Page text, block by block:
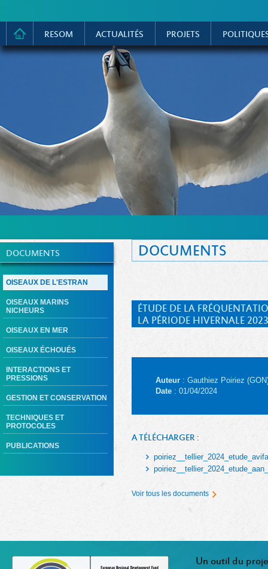
RESOM ACTUALITÉS PROJETS
DOCUMENTS
OISEAUX DE L'ESTRAN
OISEAUX MARINS
NICHEURS
OISEAUX EN MER
OISEAUX ÉCHOUÉS
INTERACTIONS ET
PRESSIONS
GESTION ET CONSERVATION
TECHNIQUES ET
PROTOCOLES
PUBLICATIONS
DOCUMENTS
ÉTUDE DE LA
LA PÉRIODE HIVERNALE
Auteur : Gauthiez Poiriez
Date : 01/04/2024
A TÉLÉCHARGER :
Voir tous les documents
Un outil du